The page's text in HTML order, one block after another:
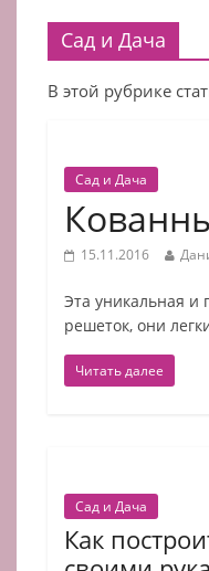
Сад и Дача
В этой рубрике
Сад и Дача
15.11.2016
Эта уникальная и
решеток, они
Читать далее
Сад и Дача
Как